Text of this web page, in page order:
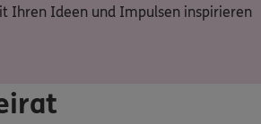
Ihren Ideen und Impulsen inspirieren